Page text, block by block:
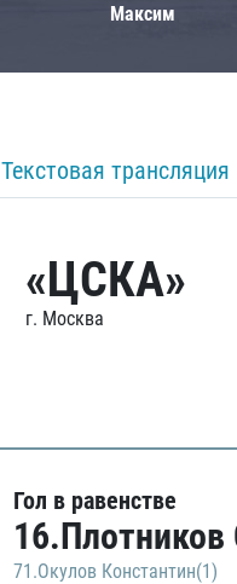
Максим
Текстовая трансляция
«ЦСКА»
г. Москва
Гол в равенстве
16.Плотников
71.Окулов Константин(1)